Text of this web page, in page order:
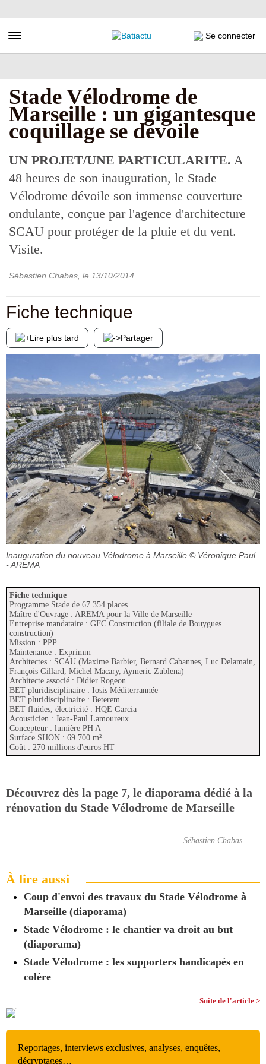
au
principal
Toggle navigation Se connecter
Stade Vélodrome de
Marseille : un gigantesque
coquillage se dévoile
UN PROJET/UNE PARTICULARITE. A
48 heures de son inauguration, le Stade
Vélodrome dévoile son immense couverture
ondulante, conçue par l'agence d'architecture
SCAU pour protéger de la pluie et du vent.
Visite.
Sébastien Chabas , le 13/10/2014
Fiche technique
Lire plus tard Partager
Inauguration du nouveau Vélodrome à Marseille © Véronique Paul
- AREMA
Fiche technique
Programme Stade de 67.354 places
Maître d'Ouvrage : AREMA pour la Ville de Marseille
Entreprise mandataire : GFC Construction (filiale de Bouygues
construction)
Mission : PPP
Maintenance : Exprimm
Architectes : SCAU (Maxime Barbier, Bernard Cabannes, Luc Delamain,
François Gillard, Michel Macary, Aymeric Zublena)
Architecte associé : Didier Rogeon
BET pluridisciplinaire : Iosis Méditerrannée
BET pluridisciplinaire : Beterem
BET fluides, électricité : HQE Garcia
Acousticien : Jean-Paul Lamoureux
Concepteur : lumière PH A
Surface SHON : 69 700 m²
Coût : 270 millions d'euros HT
Découvrez dès la page 7, le diaporama dédié à la
rénovation du Stade Vélodrome de Marseille
Sébastien Chabas
À lire aussi
Coup d'envoi des travaux du Stade Vélodrome à
Marseille (diaporama)
Stade Vélodrome : le chantier va droit au but
(diaporama)
Stade Vélodrome : les supporters handicapés en
colère
Suite de l'article >
Reportages, interviews exclusives, analyses, enquêtes,
décryptages…